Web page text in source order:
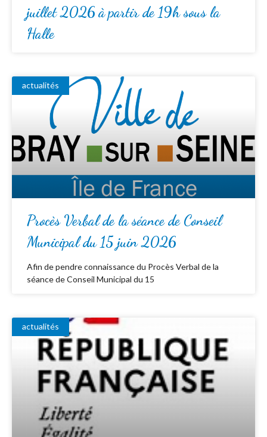
juillet 2026 à partir de 19h sous la
Halle
actualités
Procès Verbal de la séance de Conseil
Municipal du 15 juin 2026
Afin de pendre connaissance du Procès Verbal de la
séance de Conseil Municipal du 15
actualités